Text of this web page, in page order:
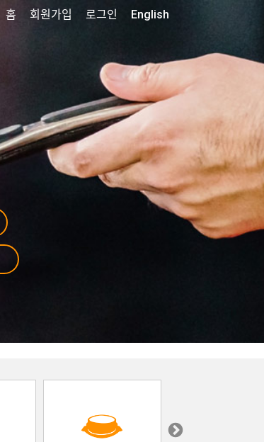
홈 회원가입 로그인 English